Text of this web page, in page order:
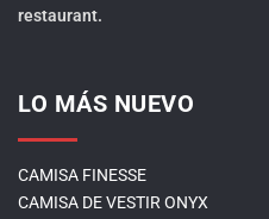
restaurant.
LO MÁS NUEVO
CAMISA FINESSE
CAMISA DE VESTIR ONYX